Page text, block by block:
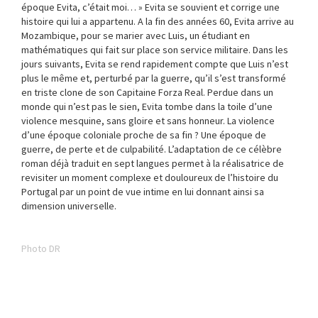
époque Evita, c’était moi… » Evita se souvient et corrige une
histoire qui lui a appartenu. A la fin des années 60, Evita arrive au
Mozambique, pour se marier avec Luis, un étudiant en
mathématiques qui fait sur place son service militaire. Dans les
jours suivants, Evita se rend rapidement compte que Luis n’est
plus le même et, perturbé par la guerre, qu’il s’est transformé
en triste clone de son Capitaine Forza Real. Perdue dans un
monde qui n’est pas le sien, Evita tombe dans la toile d’une
violence mesquine, sans gloire et sans honneur. La violence
d’une époque coloniale proche de sa fin ? Une époque de
guerre, de perte et de culpabilité. L’adaptation de ce célèbre
roman déjà traduit en sept langues permet à la réalisatrice de
revisiter un moment complexe et douloureux de l’histoire du
Portugal par un point de vue intime en lui donnant ainsi sa
dimension universelle.
Photo DR